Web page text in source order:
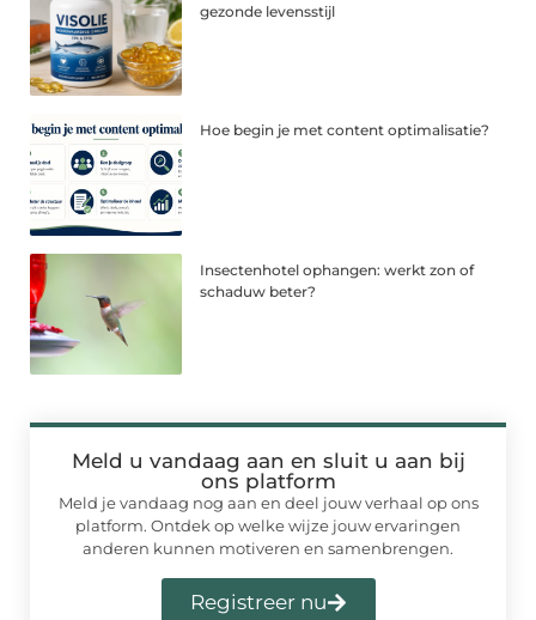
gezonde levensstijl
Hoe begin je met content optimalisatie?
Insectenhotel ophangen: werkt zon of
schaduw beter?
Meld u vandaag aan en sluit u aan bij
ons platform
Meld je vandaag nog aan en deel jouw verhaal op ons
platform. Ontdek op welke wijze jouw ervaringen
anderen kunnen motiveren en samenbrengen.
Registreer nu